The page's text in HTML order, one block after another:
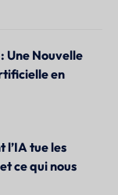
Une Nouvelle
en
l’IA tue les
ce qui nous